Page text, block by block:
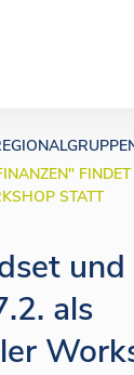
STATT
als